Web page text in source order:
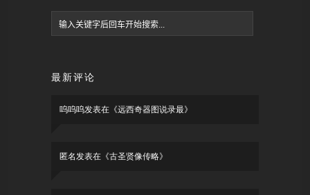
最新评论
呜呜呜发表在《远西奇器图说录最》
匿名发表在《古圣贤像传略》